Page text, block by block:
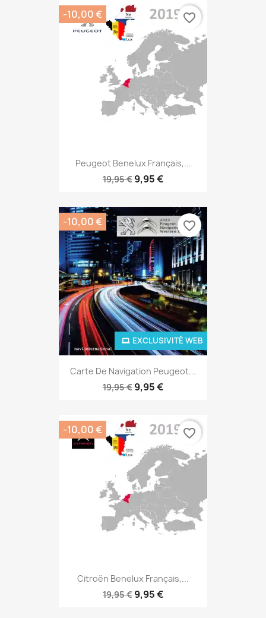
Peugeot Benelux Français,...
19,95 € 9,95 €
-10,00 € favorite_border
Carte De Navigation Peugeot...
19,95 € 9,95 €
EXCLUSIVITÉ WEB
-10,00 € favorite_border
Citroёn Benelux Français,...
19,95 € 9,95 €
-10,00 € favorite_border